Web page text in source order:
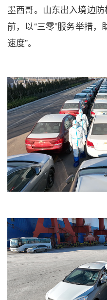
墨西哥。山东出入境边
前，以“三零”服务举措
速度”。